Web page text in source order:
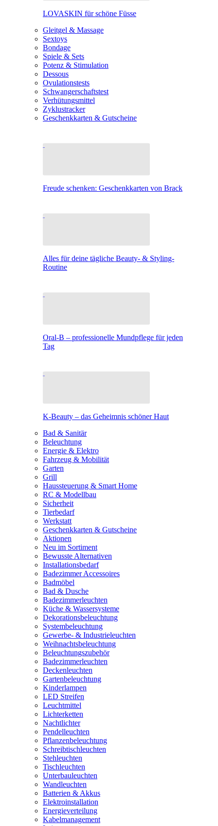
LOVASKIN für schöne Füsse
Gleitgel & Massage
Sextoys
Bondage
Spiele & Sets
Potenz & Stimulation
Dessous
Ovulationstests
Schwangerschaftstest
Verhütungsmittel
Zyklustracker
Geschenkkarten & Gutscheine
Freude schenken: Geschenkkarten von Brack
Alles für deine tägliche Beauty- & Styling-
Routine
Oral-B – professionelle Mundpflege für jeden
Tag
K-Beauty – das Geheimnis schöner Haut
Bad & Sanitär
Beleuchtung
Energie & Elektro
Fahrzeug & Mobilität
Garten
Grill
Haussteuerung & Smart Home
RC & Modellbau
Sicherheit
Tierbedarf
Werkstatt
Geschenkkarten & Gutscheine
Aktionen
Neu im Sortiment
Bewusste Alternativen
Installationsbedarf
Badezimmer Accessoires
Badmöbel
Bad & Dusche
Badezimmerleuchten
Küche & Wassersysteme
Dekorationsbeleuchtung
Systembeleuchtung
Gewerbe- & Industrieleuchten
Weihnachtsbeleuchtung
Beleuchtungszubehör
Badezimmerleuchten
Deckenleuchten
Gartenbeleuchtung
Kinderlampen
LED Streifen
Leuchtmittel
Lichterketten
Nachtlichter
Pendelleuchten
Pflanzenbeleuchtung
Schreibtischleuchten
Stehleuchten
Tischleuchten
Unterbauleuchten
Wandleuchten
Batterien & Akkus
Elektroinstallation
Energieverteilung
Kabelmanagement